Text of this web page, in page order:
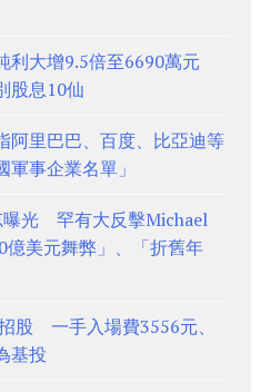
利大增9.5倍至6690萬元
股息10仙
阿里巴巴、百度、比亞迪等
事企業名單」
曝光 罕有大反擊Michael
美元舞弊」、「折舊年
股 一手入場費3556元、
基投